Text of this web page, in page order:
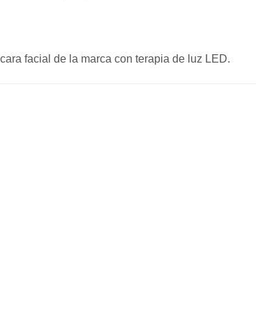
facial de la marca con terapia de luz LED.